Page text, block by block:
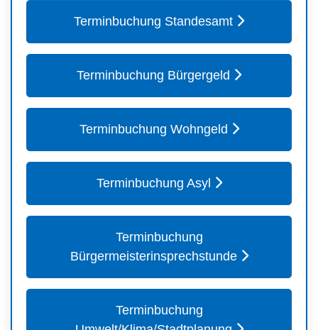
Terminbuchung Standesamt
Terminbuchung Bürgergeld
Terminbuchung Wohngeld
Terminbuchung Asyl
Terminbuchung
Bürgermeisterinsprechstunde
Terminbuchung